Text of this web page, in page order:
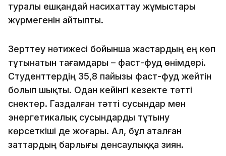
туралы ешқандай насихаттау жұмыстары
жүрмегенін айтыпты.
Зерттеу нәтижесі бойынша жастардың ең көп
тұтынатын тағамдары – фаст-фуд өнімдері.
Студенттердің 35,8 пайызы фаст-фуд жейтін
болып шықты. Одан кейінгі кезекте тәтті
снектер. Газдалған тәтті сусындар мен
энергетикалық сусындарды тұтыну
көрсеткіші де жоғары. Ал, бұл аталған
заттардың барлығы денсаулыққа зиян.